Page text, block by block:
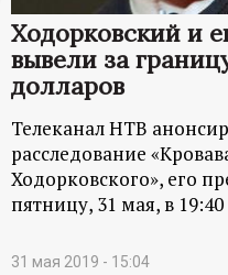
ц
и
о
н
Ходорковский и
вывели за
долларов
Телеканал НТВ
расследование
Ходорковского», его
пятницу, 31 мая, в 19:40
31 мая 2019 - 15:04